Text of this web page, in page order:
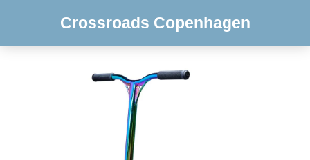
Crossroads Copenhagen